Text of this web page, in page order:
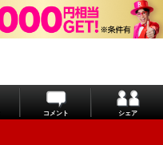
コメント シェア